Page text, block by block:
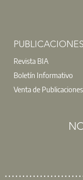
PUBLICACIONES
Revista BIA
Boletín Informativo
Venta de Publicaciones